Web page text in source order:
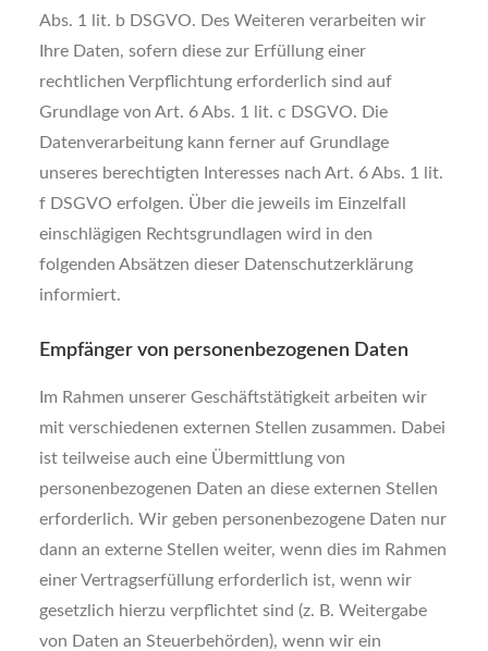
Abs. 1 lit. b DSGVO. Des Weiteren verarbeiten wir
Ihre Daten, sofern diese zur Erfüllung einer
rechtlichen Verpflichtung erforderlich sind auf
Grundlage von Art. 6 Abs. 1 lit. c DSGVO. Die
Datenverarbeitung kann ferner auf Grundlage
unseres berechtigten Interesses nach Art. 6 Abs. 1 lit.
f DSGVO erfolgen. Über die jeweils im Einzelfall
einschlägigen Rechtsgrundlagen wird in den
folgenden Absätzen dieser Datenschutzerklärung
informiert.
Empfänger von personenbezogenen Daten
Im Rahmen unserer Geschäftstätigkeit arbeiten wir
mit verschiedenen externen Stellen zusammen. Dabei
ist teilweise auch eine Übermittlung von
personenbezogenen Daten an diese externen Stellen
erforderlich. Wir geben personenbezogene Daten nur
dann an externe Stellen weiter, wenn dies im Rahmen
einer Vertragserfüllung erforderlich ist, wenn wir
gesetzlich hierzu verpflichtet sind (z. B. Weitergabe
von Daten an Steuerbehörden), wenn wir ein